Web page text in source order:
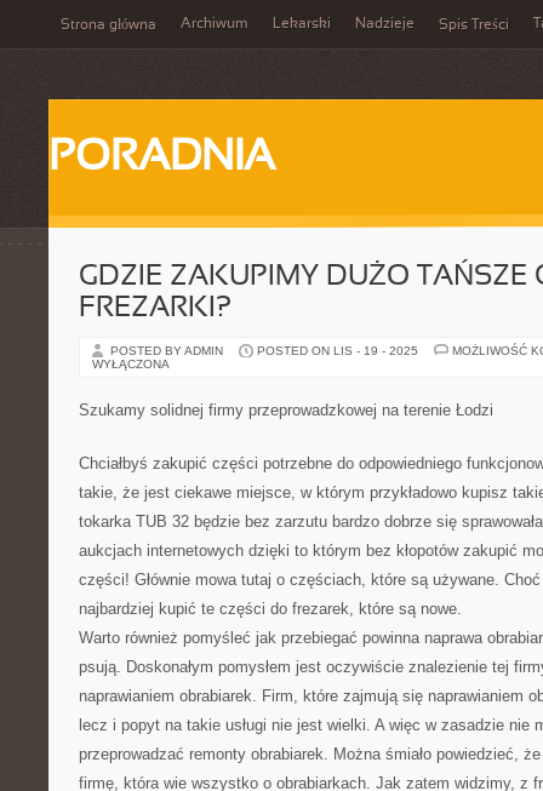
Strona główna Archiwum Lekarski Nadzieje Spis Treści
PORADNIA
GDZIE ZAKUPIMY DUŻO TAŃSZE
FREZARKI?
POSTED BY ADMIN POSTED ON LIS - 19 - 2025
MOŻLIWOŚĆ
WYŁĄCZONA
Szukamy solidnej firmy przeprowadzkowej na terenie Łodzi
Chciałbyś zakupić części potrzebne do odpowiedniego
takie, że jest ciekawe miejsce, w którym przykładowo kupisz
tokarka TUB 32 będzie bez zarzutu bardzo dobrze się
aukcjach internetowych dzięki to którym bez kłopotów zakupić
części! Głównie mowa tutaj o częściach, które są używane.
najbardziej kupić te części do frezarek, które są nowe.
Warto również pomyśleć jak przebiegać powinna naprawa
psują. Doskonałym pomysłem jest oczywiście znalezienie tej
naprawianiem obrabiarek. Firm, które zajmują się naprawianiem
lecz i popyt na takie usługi nie jest wielki. A więc w zasadzie nie
przeprowadzać remonty obrabiarek. Można śmiało powiedzieć,
firmę, która wie wszystko o obrabiarkach. Jak zatem widzimy, z